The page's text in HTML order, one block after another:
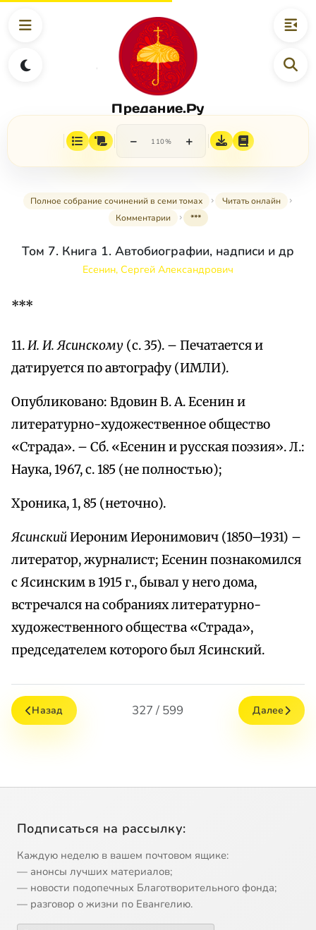
Предание.Ру
− 110% +
Полное собрание сочинений в семи томах
Читать онлайн
Комментарии
***
Том 7. Книга 1. Автобиографии, надписи и др
Есенин, Сергей Александрович
***
11.И. И. Ясинскому (с. 35). – Печатается и
датируется по автографу (ИМЛИ).
Опубликовано: Вдовин В. А. Есенин и
литературно-художественное общество
«Страда». – Сб. «Есенин и русская поэзия». Л.:
Наука, 1967, с. 185 (не полностью);
Хроника, 1, 85 (неточно).
ЯсинскийИероним Иеронимович (1850–1931) –
литератор, журналист; Есенин познакомился
с Ясинским в 1915 г., бывал у него дома,
встречался на собраниях литературно-
художественного общества «Страда»,
председателем которого был Ясинский.
Назад 327 / 599 Далее
Подписаться на рассылку:
Каждую неделю в вашем почтовом ящике:
— анонсы лучших материалов;
— новости подопечных Благотворительного фонда;
— разговор о жизни по Евангелию.